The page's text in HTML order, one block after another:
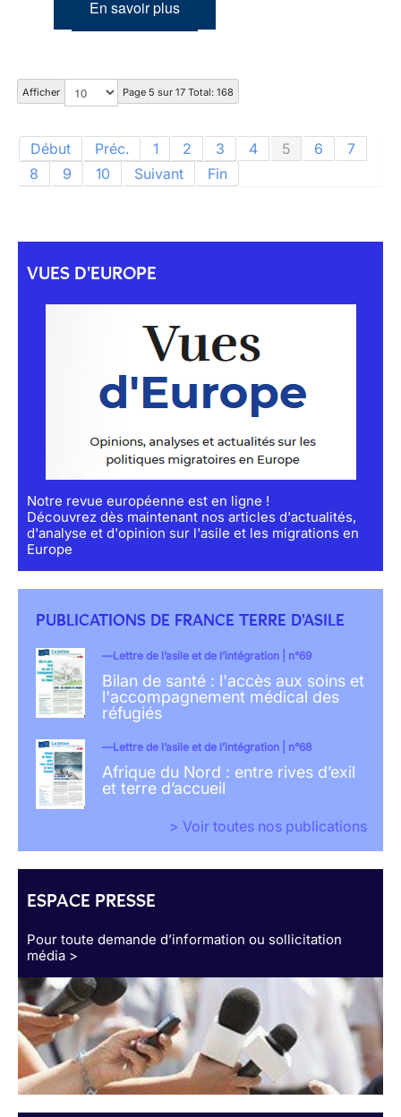
En savoir plus
Afficher Page 5 sur 17 Total: 168
Début Préc. 1 2 3 4 5 6
7
8
9 10 Suivant Fin
VUES D'EUROPE
Notre revue européenne est en ligne !
Découvrez dès maintenant nos articles d'actualités,
d'analyse et d'opinion sur l'asile et les migrations en
Europe
PUBLICATIONS DE FRANCE TERRE D'ASILE
Lettre de l’asile et de l’intégration | n°69
Bilan de santé : l'accès aux soins et
l'accompagnement médical des
réfugiés
Lettre de l’asile et de l’intégration | n°68
Afrique du Nord : entre rives d’exil
et terre d’accueil
> Voir toutes nos publications
ESPACE PRESSE
Pour toute demande d’information ou sollicitation
média >